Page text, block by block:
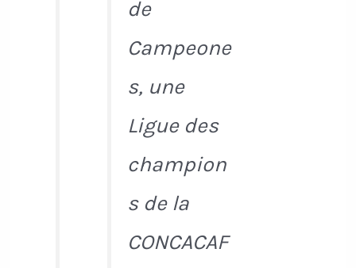
de
Campeone
s, une
Ligue des
champion
s de la
CONCACAF